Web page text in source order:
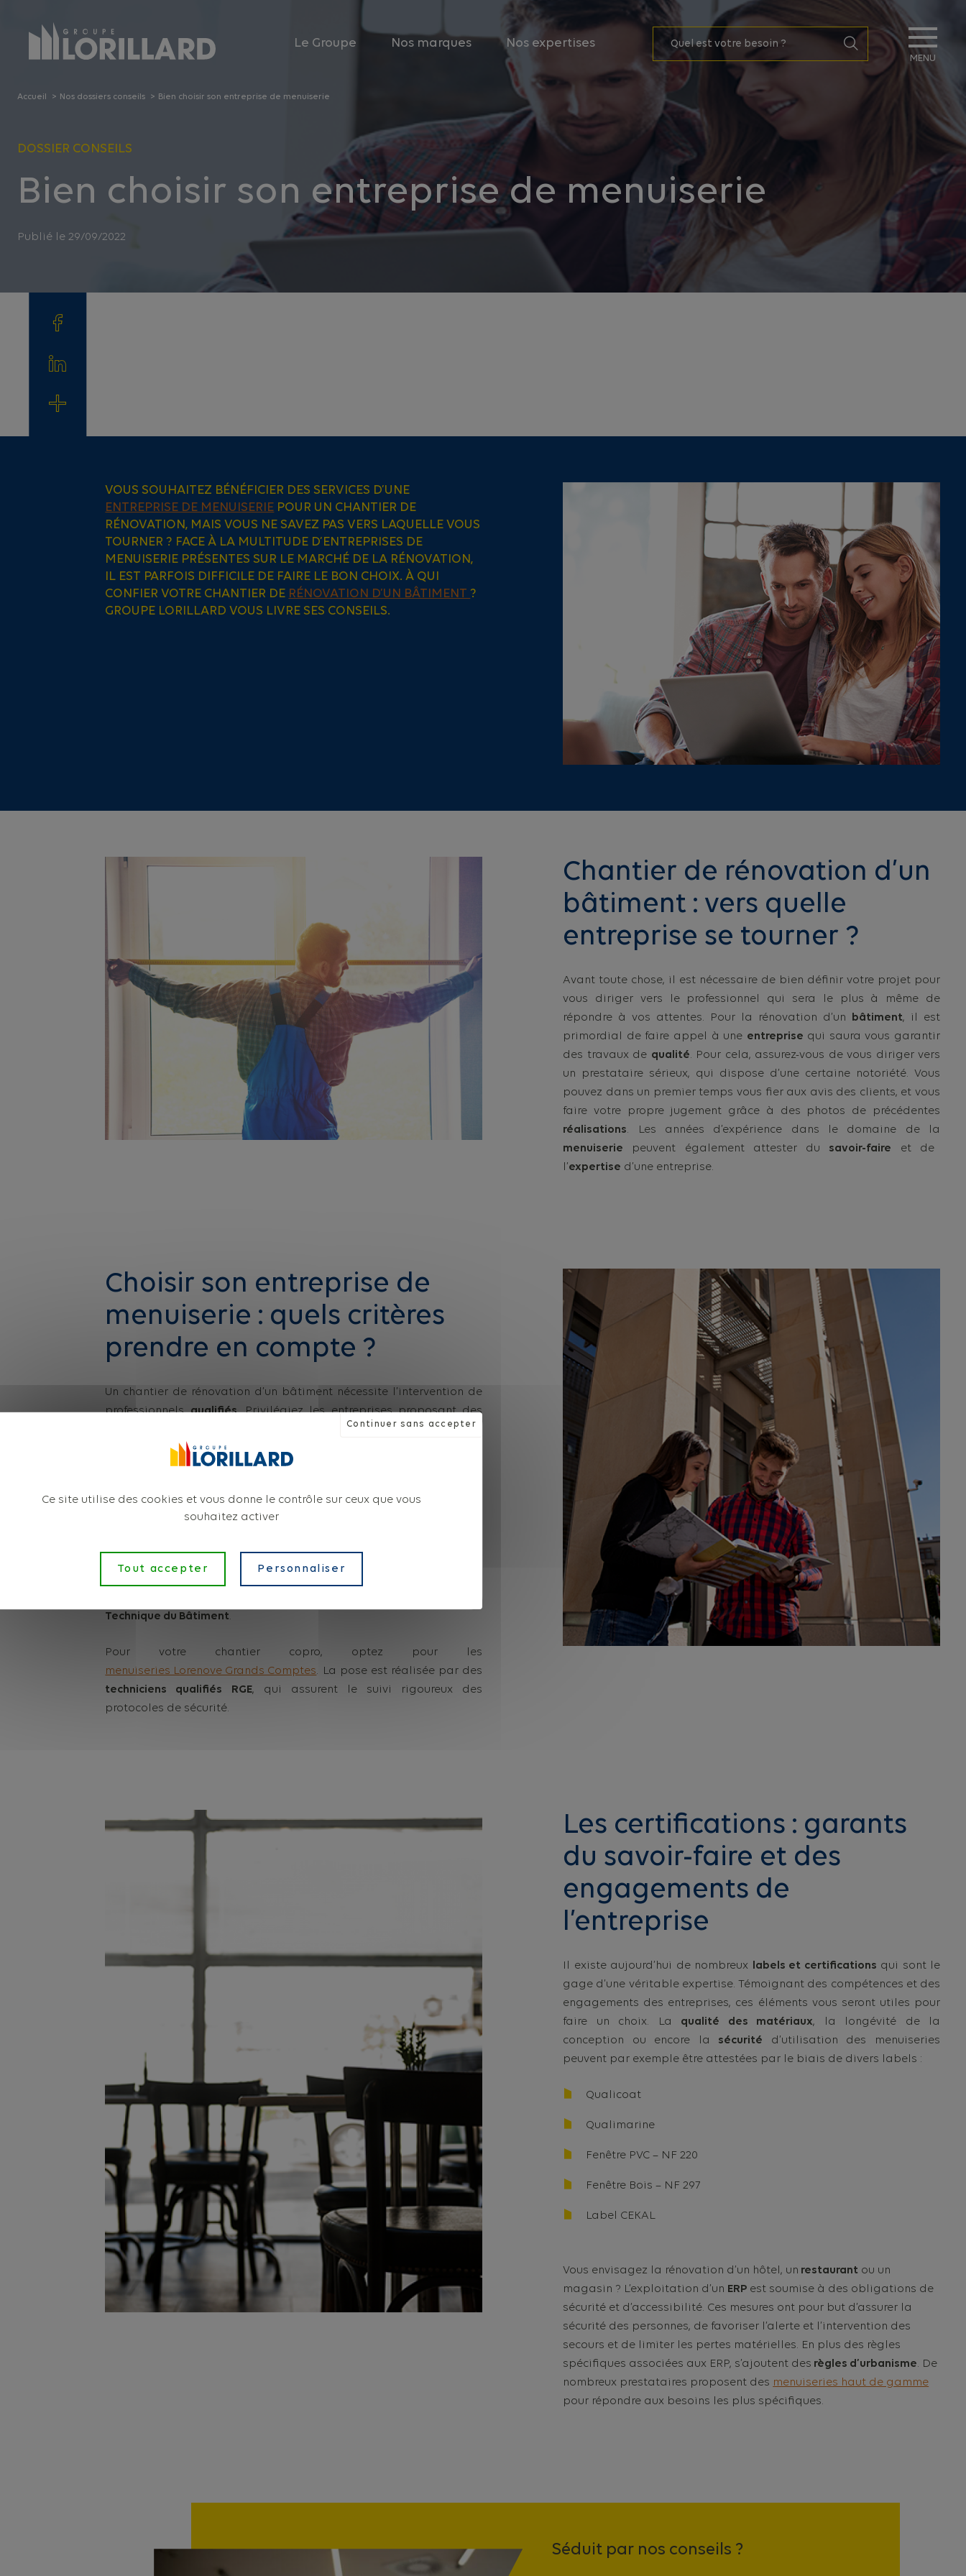
Le Groupe Nos marques Nos expertises
MENU
Accueil Nos dossiers conseils Bien choisir son entreprise de menuiserie
DOSSIER CONSEILS
Bien choisir son entreprise de menuiserie
Publié le 29/09/2022
VOUS SOUHAITEZ BÉNÉFICIER DES SERVICES D’UNE
ENTREPRISE DE MENUISERIE POUR UN CHANTIER DE
RÉNOVATION, MAIS VOUS NE SAVEZ PAS VERS LAQUELLE VOUS
TOURNER ? FACE À LA MULTITUDE D’ENTREPRISES DE
MENUISERIE PRÉSENTES SUR LE MARCHÉ DE LA RÉNOVATION,
IL EST PARFOIS DIFFICILE DE FAIRE LE BON CHOIX. À QUI
CONFIER VOTRE CHANTIER DE RÉNOVATION D’UN BÂTIMENT ?
GROUPE LORILLARD VOUS LIVRE SES CONSEILS.
Chantier de rénovation d’un
bâtiment : vers quelle
entreprise se tourner ?
Avant toute chose, il est nécessaire de bien définir votre projet pour
vous diriger vers le professionnel qui sera le plus à même de
répondre à vos attentes. Pour la rénovation d’un
bâtiment, il est
primordial de faire appel à une entreprise qui saura vous garantir
des travaux de qualité. Pour cela, assurez-vous de vous diriger vers
un prestataire sérieux, qui dispose d’une certaine notoriété. Vous
pouvez dans un premier temps vous fier aux avis des clients, et vous
faire votre propre jugement grâce à des photos de précédentes
réalisations. Les années d’expérience dans le domaine de la
menuiserie peuvent également attester du savoir-faire et de
l’expertise d’une entreprise.
Choisir son entreprise de
menuiserie : quels critères
prendre en compte ?
Un chantier de rénovation d’un bâtiment nécessite l’intervention de
professionnelsqualifiés. Privilégiez les entreprises proposant des
, qui s’appuient sur un véritable
savoir-faire. Le groupe Lorillard, fort de son expérience dans la
réhabilitation en milieu occupé, possède un bureau d’études. Ce
sur les menuiseries afin de les adapter parfaitement au projet, ou
au souhait de l’architecte. C’est pourquoi nous sommes capables de
Technique du Bâtiment.
Pour votre chantier copro, optez pour les
menuiseries Lorenove Grands Comptes. La pose est réalisée par des
techniciens qualifiés RGE, qui assurent le suivi rigoureux des
protocoles de sécurité.
Les certifications : garants
du savoir-faire et des
engagements de
l’entreprise
Il existe aujourd’hui de nombreux labels et certifications qui sont le
gage d’une véritable expertise. Témoignant des compétences et des
engagements des entreprises, ces éléments vous seront utiles pour
faire un choix. La qualité des matériaux, la longévité de la
conception ou encore la sécurité d’utilisation des menuiseries
peuvent par exemple être attestées par le biais de divers labels :
Qualicoat
Qualimarine
Fenêtre PVC – NF 220
Fenêtre Bois – NF 297
Label CEKAL
Vous envisagez la rénovation d’un hôtel, un restaurant ou un
magasin ? L’exploitation d’un ERP est soumise à des obligations de
sécurité et d’accessibilité. Ces mesures ont pour but d’assurer la
sécurité des personnes, de favoriser l’alerte et l’intervention des
secours et de limiter les pertes matérielles. En plus des règles
spécifiques associées aux ERP, s’ajoutent des règles d’urbanisme. De
nombreux prestataires proposent des menuiseries haut de gamme
pour répondre aux besoins les plus spécifiques.
Séduit par nos conseils ?
Ce site utilise des cookies et vous donne le contrôle sur ceux que vous
souhaitez activer
Tout accepter
Continuer sans accepter
Personnaliser